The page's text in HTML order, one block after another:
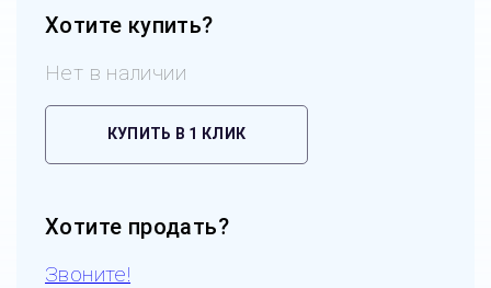
Хотите купить?
Нет в наличии
КУПИТЬ В 1 КЛИК
Хотите продать?
Звоните!